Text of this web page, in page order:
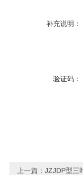
补充说明：
验证码：
上一篇： JZJDP型三